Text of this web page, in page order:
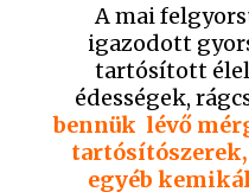
A mai
igazodott
tartósított
édességek,
bennük lévő
egyéb